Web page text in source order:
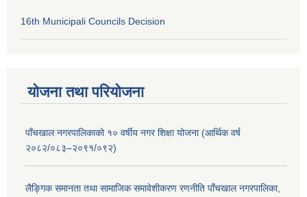
16th Municipali Councils Decision
योजना तथा परियोजना
पाँचखाल नगरपालिकाको १० वर्षीय नगर शिक्षा योजना (आर्थिक वर्ष
२०८२/०८३–२०९१/०९२)
लैङ्गिक समानता तथा सामाजिक समावेशीकरण रणनीति पाँचखाल नगरपालिका,